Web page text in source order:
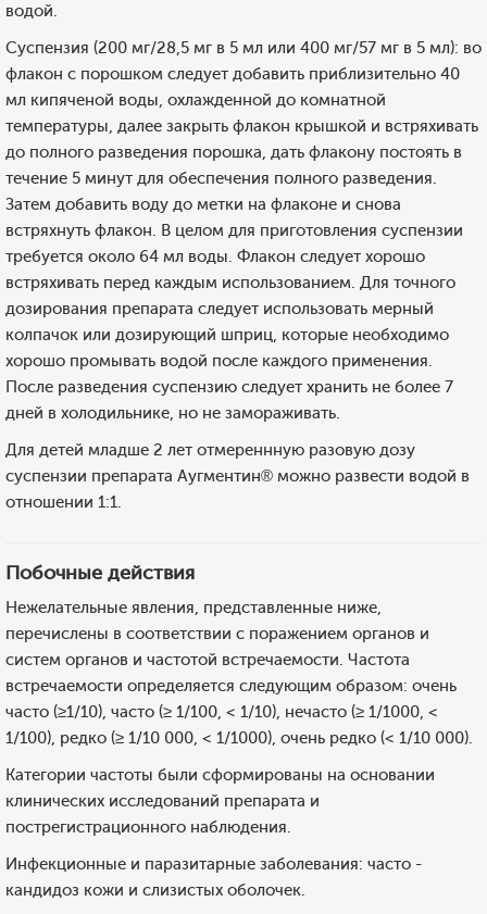
водой.
Суспензия (200 мг/28,5 мг в 5 мл или 400 мг/57 мг в 5 мл): во
флакон с порошком следует добавить приблизительно 40
мл кипяченой воды, охлажденной до комнатной
температуры, далее закрыть флакон крышкой и встряхивать
до полного разведения порошка, дать флакону постоять в
течение 5 минут для обеспечения полного разведения.
Затем добавить воду до метки на флаконе и снова
встряхнуть флакон. В целом для приготовления суспензии
требуется около 64 мл воды. Флакон следует хорошо
встряхивать перед каждым использованием. Для точного
дозирования препарата следует использовать мерный
колпачок или дозирующий шприц, которые необходимо
хорошо промывать водой после каждого применения.
После разведения суспензию следует хранить не более 7
дней в холодильнике, но не замораживать.
Для детей младше 2 лет отмереннную разовую дозу
суспензии препарата Аугментин® можно развести водой в
отношении 1:1.
Побочные действия
Нежелательные явления, представленные ниже,
перечислены в соответствии с поражением органов и
систем органов и частотой встречаемости. Частота
встречаемости определяется следующим образом: очень
часто (≥1/10), часто (≥ 1/100, < 1/10), нечасто (≥ 1/1000, <
1/100), редко (≥ 1/10 000, < 1/1000), очень редко (< 1/10 000).
Категории частоты были сформированы на основании
клинических исследований препарата и
пострегистрационного наблюдения.
Инфекционные и паразитарные заболевания: часто -
кандидоз кожи и слизистых оболочек.